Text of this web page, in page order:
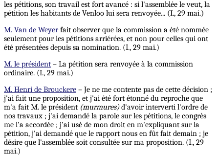
les pétitions, son travail est fort avancé : si l'assemblée le veut, la
pétition les habitants de Venloo lui sera renvoyée... (I., 29 mai.)
M. Van de Weyerfait observer que la commission a été nommée
seulement pour les pétitions arriérées, et non pour celles qui ont
été présentées depuis sa nomination. (I., 29 mai.)
M. le président – La pétition sera renvoyée à la commission
ordinaire. (I., 29 mai.)
M. Henri de Brouckere – Je ne me contente pas de cette décision ;
j'ai fait une proposition, et j'ai été fort étonné du reproche que
m'a fait M. le président (murmures)d'avoir interverti l'ordre de
nos travaux ; j'ai demandé la parole sur les pétitions, le congrès
me l'a accordée ; j'ai usé de mon droit en m'expliquant sur la
pétition, j'ai demandé que le rapport nous en fût fait demain ; je
désire que l'assemblée soit consultée sur ma proposition. (I., 29
mai.)